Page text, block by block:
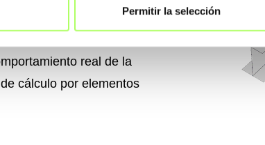
Permitir la selección
como en el plano
la interacción de
real de la
cálculo por elementos